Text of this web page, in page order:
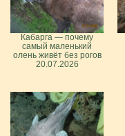
Кабарга — почему
самый маленький
олень живёт без рогов
20.07.2026